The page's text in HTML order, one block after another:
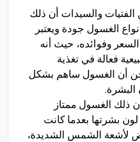
والسيدات أن ذلك
الغسول جودة ويعتبر
وفوائده، حيث أنه
فعالة في تغذية
أن الغسول ساهم بشكل
البشرة.
ذلك الغسول ممتاز
بشرتها بعدما كانت
لأشعة الشمس الشديدة،